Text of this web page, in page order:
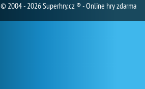
© 2004 - 2026 Superhry.cz ® - Online hry zdarma